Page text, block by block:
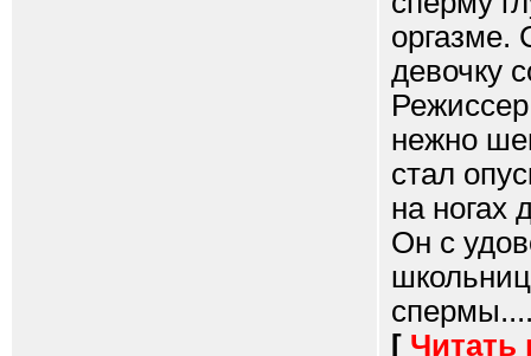
девочку
нежно
стал
на ногах
Он с
[ Читать